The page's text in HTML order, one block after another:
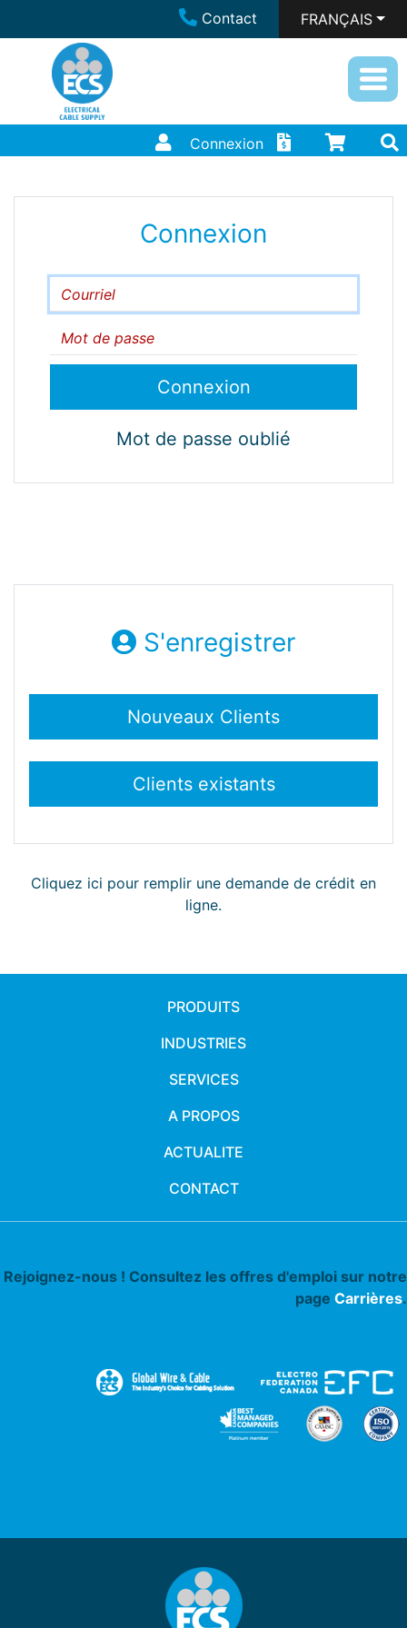
Contact FRANÇAIS
Connexion
Connexion
Courriel
Mot de passe
Mot de passe oublié
S'enregistrer
Cliquez ici pour remplir une demande de crédit en
ligne.
PRODUITS
INDUSTRIES
SERVICES
A PROPOS
ACTUALITE
CONTACT
Rejoignez-nous ! Consultez les offres d'emploi sur notre
page Carrières.